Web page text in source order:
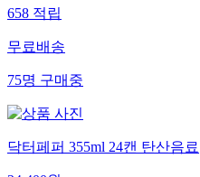
658적립
무료배송
75명구매중
닥터페퍼 355ml 24캔 탄산음료